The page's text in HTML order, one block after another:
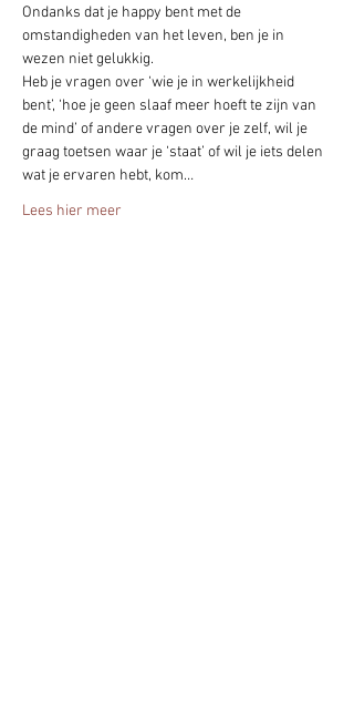
Ondanks dat je happy bent met de
omstandigheden van het leven, ben je in
wezen niet gelukkig.
Heb je vragen over ‘wie je in werkelijkheid
bent’, ‘hoe je geen slaaf meer hoeft te zijn van
de mind’ of andere vragen over je zelf, wil je
graag toetsen waar je ‘staat’ of wil je iets delen
wat je ervaren hebt, kom…
Lees hier meer